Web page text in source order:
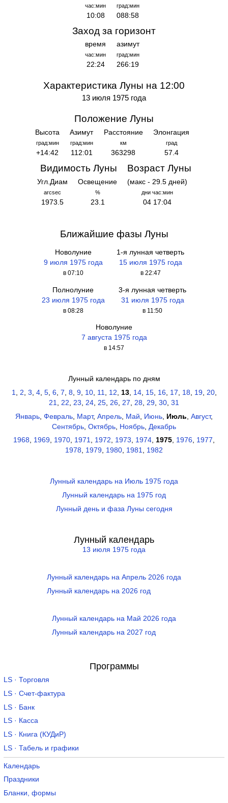
час:мин
10:08
град:мин
088:58
Заход за горизонт
время
час:мин
22:24
азимут
град:мин
266:19
Характеристика Луны на 12:00
13 июля 1975 года
Положение Луны
Высота
град:мин
+14:42
Азимут
град:мин
112:01
Расстояние
км
363298
Элонгация
град
57.4
Видимость Луны
Угл.Диам
arcsec
1973.5
Освещение
%
23.1
Возраст Луны
(макс - 29.5 дней)
дни час:мин
04 17:04
Ближайшие фазы Луны
Новолуние
9 июля 1975 года
в 07:10
1-я лунная четверть
15 июля 1975 года
в 22:47
Полнолуние
23 июля 1975 года
в 08:28
3-я лунная четверть
31 июля 1975 года
в 11:50
Новолуние
7 августа 1975 года
в 14:57
Лунный календарь по дням
1
2 3 4, 5, 6, 7 8 9, 10, 11 12 13, 14, 15, 16, 17 18 19, 20,
21
22 23 24 25 26 27 28 29 30 31
Январь Февраль Март, Апрель Май Июнь Июль Август,
Сентябрь Октябрь Ноябрь Декабрь
1968, 1969, 1970, 1971, 1972, 1973, 1974, 1975, 1976, 1977,
1978, 1979, 1980, 1981, 1982
Лунный календарь на Июль 1975 года
Лунный календарь на 1975 год
Лунный день и фаза Луны сегодня
Лунный календарь
13 июля 1975 года
Лунный календарь на Апрель 2026 года
Лунный календарь на 2026 год
Лунный календарь на Май 2026 года
Лунный календарь на 2027 год
Программы
LS · Торговля
LS · Счет-фактура
LS · Банк
LS · Касса
LS · Книга (КУДиР)
LS · Табель и графики
Календарь
Праздники
Бланки, формы